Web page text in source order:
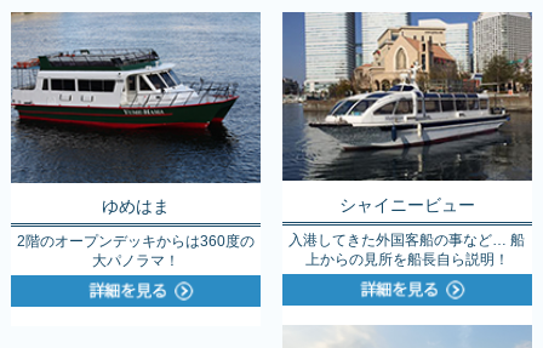
ゆめはま
2階のオープンデッキからは360度の
大パノラマ！
シャイニービュー
入港してきた外国客船の事など… 船
上からの見所を船長自ら説明！